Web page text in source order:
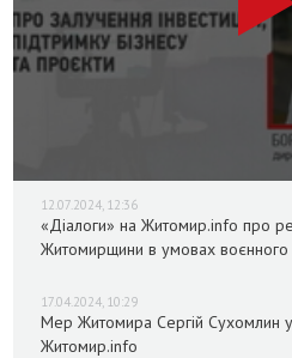
12.07.2024, 12:36
«Діалоги» на Житомир.info про
Житомирщини в умовах воєнного
17.04.2024, 10:29
Мер Житомира Сергій Сухомлин
Житомир.info